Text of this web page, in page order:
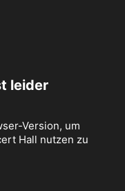
leider
Version, um
Hall nutzen zu